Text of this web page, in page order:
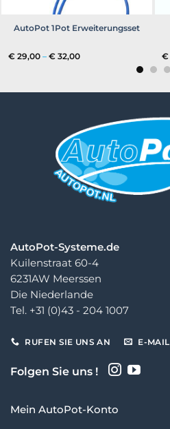
AutoPot 1Pot Erweiterungsset
€ 29,00 – € 32,00Preisspanne: €
AutoPot-Systeme.de
Kuilenstraat 60-4
6231AW Meerssen
Die Niederlande
Tel. +31 (0)43 - 204 1007
RUFEN SIE UNS AN E-MAIL
Folgen Sie uns !
Mein AutoPot-Konto